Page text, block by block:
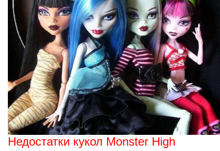
Недостатки кукол Monster High